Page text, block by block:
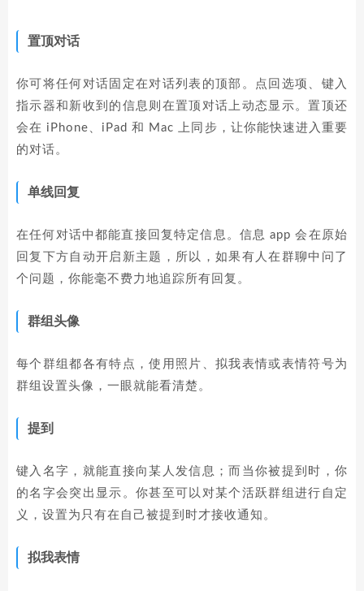
置顶对话
你可将任何对话固定在对话列表的顶部。点回选项、键入
指示器和新收到的信息则在置顶对话上动态显示。置顶还
会在 iPhone、iPad 和 Mac 上同步，让你能快速进入重要
的对话。
单线回复
在任何对话中都能直接回复特定信息。信息 app 会在原始
回复下方自动开启新主题，所以，如果有人在群聊中问了
个问题，你能毫不费力地追踪所有回复。
群组头像
每个群组都各有特点，使用照片、拟我表情或表情符号为
群组设置头像，一眼就能看清楚。
提到
键入名字，就能直接向某人发信息；而当你被提到时，你
的名字会突出显示。你甚至可以对某个活跃群组进行自定
义，设置为只有在自己被提到时才接收通知。
拟我表情